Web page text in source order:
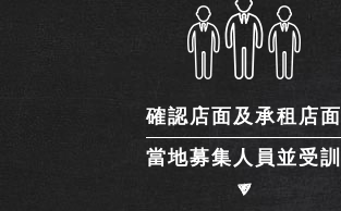
確認店面及承租店面
當地募集人員並受訓